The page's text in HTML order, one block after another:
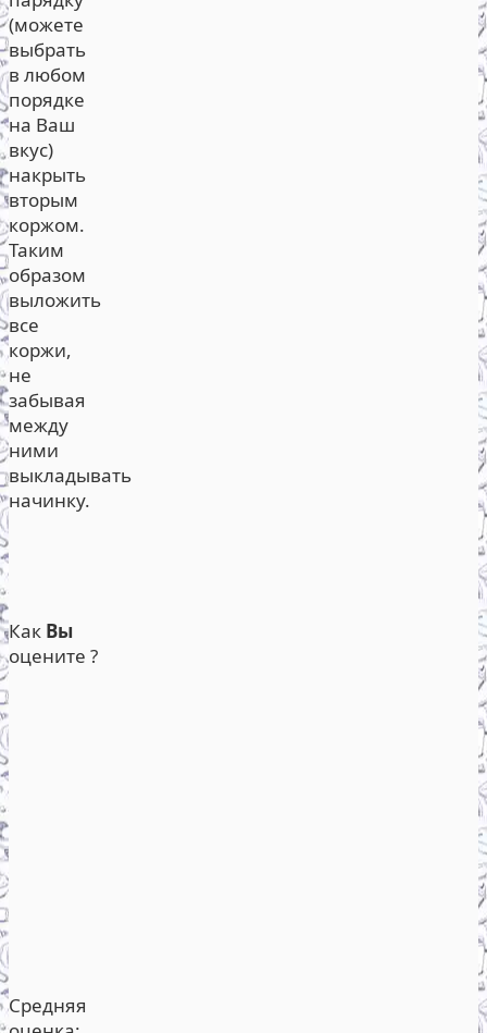
(можете
выбрать
в любом
порядке
на Ваш
вкус)
накрыть
вторым
коржом.
Таким
образом
выложить
все
коржи,
не
забывая
между
ними
выкладывать
начинку.
Как Вы
оцените ?
Средняя